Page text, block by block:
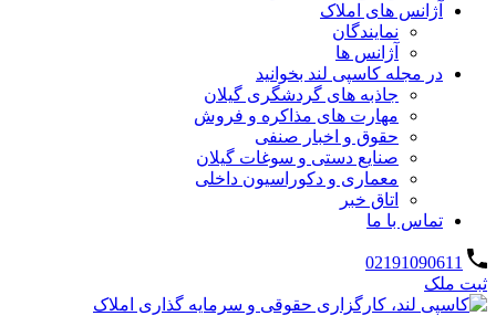
آژانس های املاک
نمایندگان
آژانس ها
در مجله کاسپی لند بخوانید
جاذبه های گردشگری گیلان
مهارت های مذاکره و فروش
حقوق و اخبار صنفی
صنایع دستی و سوغات گیلان
معماری و دکوراسیون داخلی
اتاق خبر
تماس با ما
02191090611
ثبت ملک